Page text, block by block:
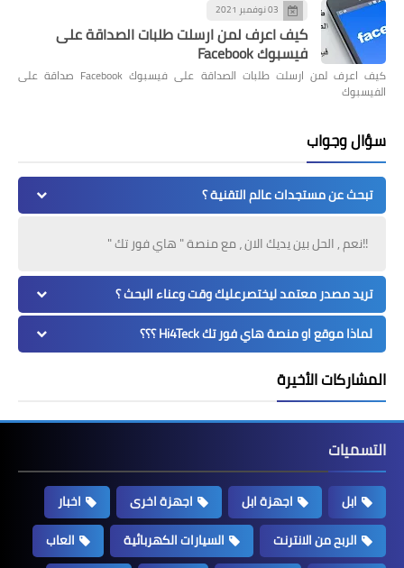
03 نوفمبر 2021
كيف اعرف لمن ارسلت طلبات الصداقة على
فيسبوك Facebook
كيف اعرف لمن ارسلت طلبات الصداقة على فيسبوك Facebook صداقة على
الفيسبوك
سؤال وجواب
تبحث عن مستجدات عالم التقنية ؟
!!نعم , الحل بين يديك الان ، مع منصة " هاي فور تك "
تريد مصدر معتمد ليختصرعليك وقت وعناء البحث ؟
لماذا موقع او منصة هاي فور تك Hi4Teck ؟؟؟
المشاركات الأخيرة
التسميات
ابل اجهزة ابل اجهزة اخرى
اخبار
الربح من الانترنت
السيارات الكهربائية
العاب